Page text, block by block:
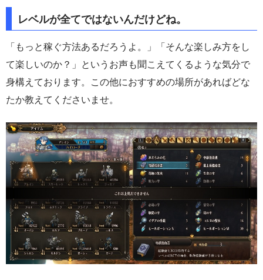
レベルが全てではないんだけどね。
「もっと稼ぐ方法あるだろうよ。」「そんな楽しみ方をし
て楽しいのか？」というお声も聞こえてくるような気分で
身構えております。この他におすすめの場所があればどな
たか教えてくださいませ。